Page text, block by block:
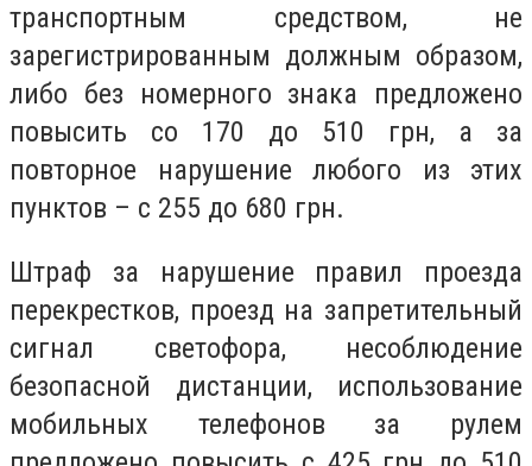
транспортным средством, не
зарегистрированным должным образом,
либо без номерного знака предложено
повысить со 170 до 510 грн, а за
повторное нарушение любого из этих
пунктов – с 255 до 680 грн.
Штраф за нарушение правил проезда
перекрестков, проезд на запретительный
сигнал светофора, несоблюдение
безопасной дистанции, использование
мобильных телефонов за рулем